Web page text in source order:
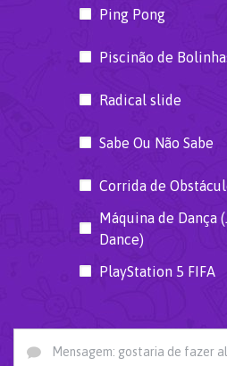
Ping Pong
Piscinão de
Radical slide
Sabe Ou Não Sabe
Corrida de
Máquina de Dança
Dance)
PlayStation 5 FIFA
Mensagem: gostaria de fazer